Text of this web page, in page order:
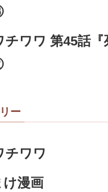
チワワ 第45話『
ー
チワワ
け漫画